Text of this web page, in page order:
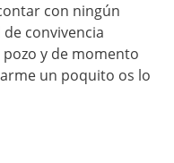
con ningún
convivencia
y de momento
un poquito os lo